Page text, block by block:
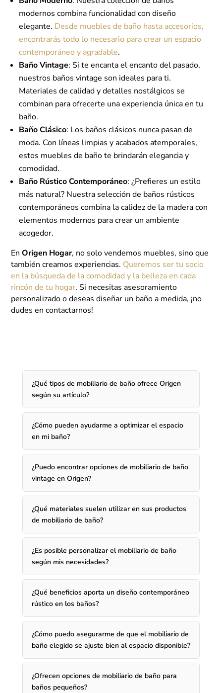
modernos combina funcionalidad con diseño
elegante. Desde muebles de baño hasta accesorios,
encontrarás todo lo necesario para crear un espacio
contemporáneo y agradable.
Baño Vintage: Si te encanta el encanto del pasado,
nuestros baños vintage son ideales para ti.
Materiales de calidad y detalles nostálgicos se
combinan para ofrecerte una experiencia única en tu
baño.
Baño Clásico: Los baños clásicos nunca pasan de
moda. Con líneas limpias y acabados atemporales,
estos muebles de baño te brindarán elegancia y
comodidad.
Baño Rústico Contemporáneo: ¿Prefieres un estilo
más natural? Nuestra selección de baños rústicos
contemporáneos combina la calidez de la madera con
elementos modernos para crear un ambiente
acogedor.
En Origen Hogar, no solo vendemos muebles, sino que
también creamos experiencias. Queremos ser tu socio
en la búsqueda de la comodidad y la belleza en cada
rincón de tu hogar. Si necesitas asesoramiento
personalizado o deseas diseñar un baño a medida, ¡no
dudes en contactarnos!
¿Qué tipos de mobiliario de baño ofrece Origen
según su artículo?
¿Cómo pueden ayudarme a optimizar el espacio
en mi baño?
¿Puedo encontrar opciones de mobiliario de baño
vintage en Origen?
¿Qué materiales suelen utilizar en sus productos
de mobiliario de baño?
¿Es posible personalizar el mobiliario de baño
según mis necesidades?
¿Qué beneficios aporta un diseño contemporáneo
rústico en los baños?
¿Cómo puedo asegurarme de que el mobiliario de
baño elegido se ajuste bien al espacio disponible?
¿Ofrecen opciones de mobiliario de baño para
baños pequeños?